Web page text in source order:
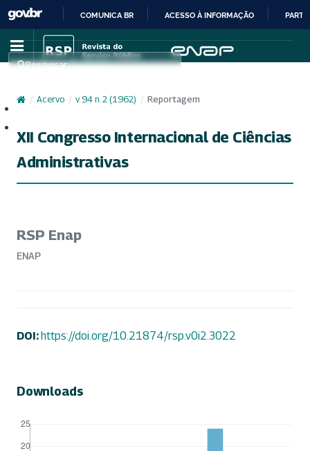
IR
PARA
CONTEÚDO
COMUNICA BR ACESSO À INFORMAÇÃO
Pesquisar
/ Acervo / v. 94 n. 2 (1962) / Reportagem
XII Congresso Internacional de Ciências
Administrativas
RSP Enap
ENAP
DOI:https://doi.org/10.21874/rsp.v0i2.3022
Downloads